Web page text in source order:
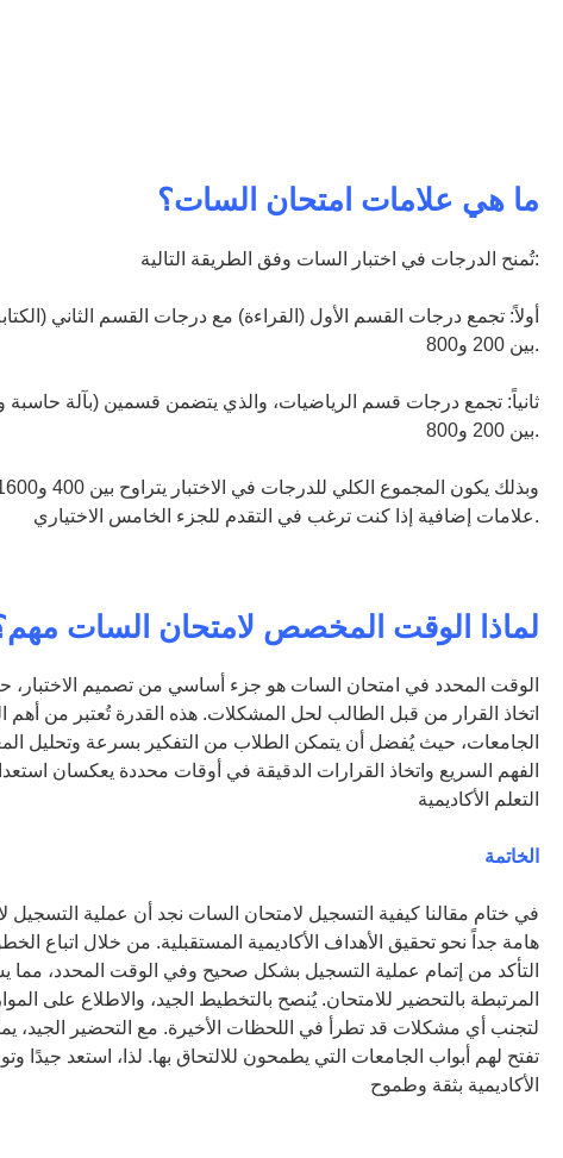
ما هي علامات امتحان السات؟
تُمنح الدرجات في اختبار السات وفق الطريقة التالية:
أولاً: تجمع درجات القسم الأول (القراءة) مع درجات القسم الثاني
بين 200 و800.
ثانياً: تجمع درجات قسم الرياضيات، والذي يتضمن قسمين (بآلة حاسبة
بين 200 و800.
علامات إضافية إذا كنت ترغب في التقدم للجزء الخامس الاختياري.
لماذا الوقت المخصص لامتحان السات
الوقت المحدد في امتحان السات هو جزء أساسي من تصميم
اتخاذ القرار من قبل الطالب لحل المشكلات. هذه القدرة تُعتبر من أهم
الجامعات، حيث يُفضل أن يتمكن الطلاب من التفكير بسرعة وتحليل
الفهم السريع واتخاذ القرارات الدقيقة في أوقات محددة يعكسان
التعلم الأكاديمية
الخاتمة
في ختام مقالنا كيفية التسجيل لامتحان السات نجد أن عملية
هامة جداً نحو تحقيق الأهداف الأكاديمية المستقبلية. من خلال اتباع
التأكد من إتمام عملية التسجيل بشكل صحيح وفي الوقت المحدد،
المرتبطة بالتحضير للامتحان. يُنصح بالتخطيط الجيد، والاطلاع على
لتجنب أي مشكلات قد تطرأ في اللحظات الأخيرة. مع التحضير الجيد،
تفتح لهم أبواب الجامعات التي يطمحون للالتحاق بها. لذا، استعد جيدًا
الأكاديمية بثقة وطموح